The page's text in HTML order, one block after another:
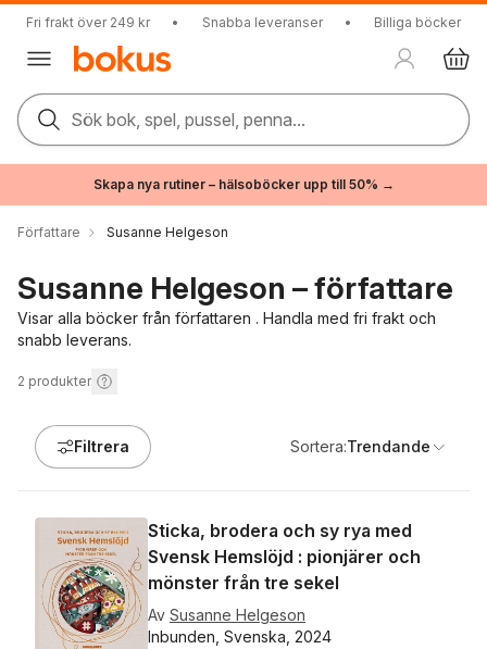
Fri frakt över 249 kr • Snabba leveranser • Billiga böcker
Sök bok, spel, pussel, penna...
Skapa nya rutiner – hälsoböcker upp till 50% →
Författare Susanne Helgeson
Susanne Helgeson – författare
Visar alla böcker från författaren . Handla med fri frakt och
snabb leverans.
2 produkter
Filtrera Sortera:Trendande
Sticka, brodera och sy rya med
Svensk Hemslöjd : pionjärer och
mönster från tre sekel
Av Susanne Helgeson
Inbunden, Svenska, 2024